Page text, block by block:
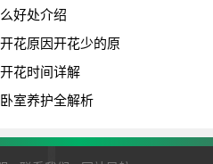
好处介绍
花原因开花少的原
花时间详解
室养护全解析